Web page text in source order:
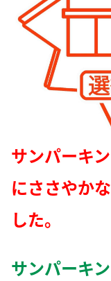
サンパーキ
にささやか
した。
サンパーキ